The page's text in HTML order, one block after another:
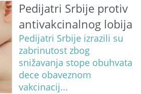
Pedijatri Srbije protiv
antivakcinalnog lobija
Pedijatri Srbije izrazili su
zabrinutost zbog
snižavanja stope obuhvata
dece obaveznom
vakcinacij...